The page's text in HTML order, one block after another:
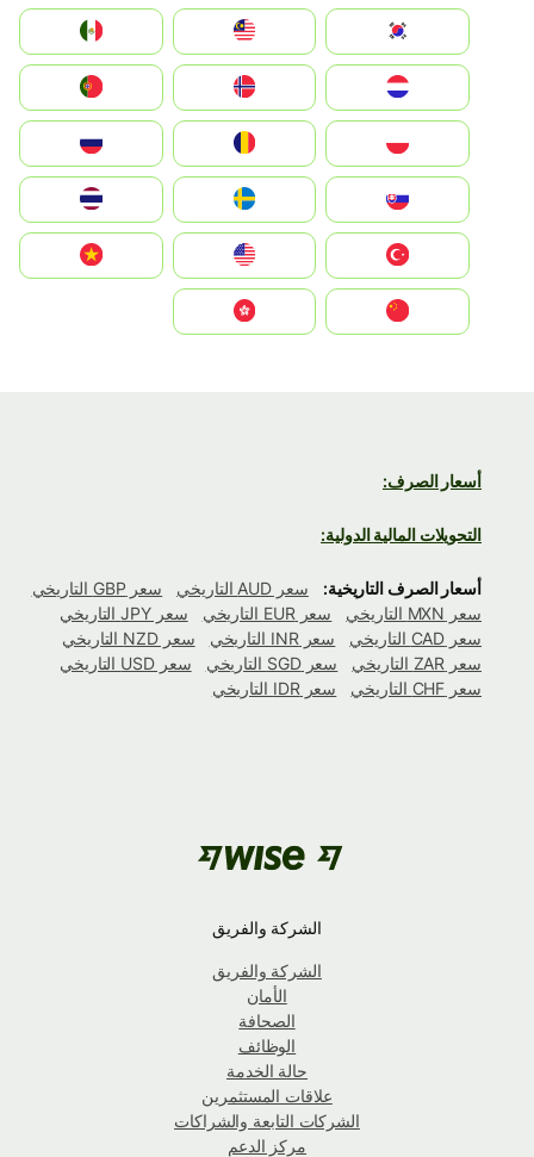
South Korea
Nederland
Portugal
România
Slovensko
United States
Vietnam
أسعار الصرف:
التحويلات المالية الدولية:
أسعار الصرف التاريخية: سعر AUD التاريخي
سعر GBP التاريخي
سعر MXN التاريخي
سعر EUR التاريخي
سعر JPY التاريخي
سعر CAD التاريخي
سعر INR التاريخي
سعر NZD التاريخي
سعر ZAR التاريخي
سعر SGD التاريخي
سعر USD التاريخي
سعر CHF التاريخي
سعر IDR التاريخي
الشركة والفريق
الشركة والفريق
الأمان
الصحافة
الوظائف
حالة الخدمة
علاقات المستثمرين
الشركات التابعة والشراكات
مركز الدعم